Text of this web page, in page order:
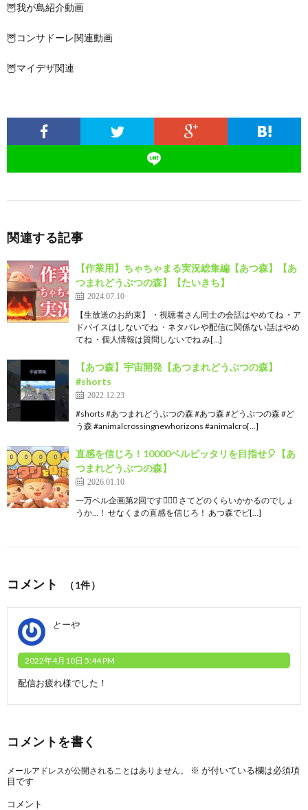
🦉我が島紹介動画
🦉コンサドーレ関連動画
🦉マイデザ関連
関連する記事
【作業用】ちゃちゃまる実況総集編【あつ森】【あ
つまれどうぶつの森】【たいきち】
2024.07.10
【生放送のお約束】 ・視聴者さん同士の会話はやめてね ・ア
ドバイスはしないでね ・ネタバレや配信に関係ない話はやめ
てね ・個人情報は質問しないでね み[…]
【あつ森】宇宙開発【あつまれどうぶつの森】
#shorts
2022.12.23
#shorts #あつまれどうぶつの森 #あつ森 #どうぶつの森 #ど
う森 #animalcrossingnewhorizons #animalcro[…]
直感を信じろ！10000ベルピッタリを目指せ🎈【あ
つまれどうぶつの森】
2026.01.10
一万ベル企画第2回です✌🏻🤍 さてどのくらいかかるのでしょ
うか…！ せなくまの直感を信じろ！ あつ森でビ[…]
コメント （1件）
とーや
2022年4月10日 5:44 PM
配信お疲れ様でした！
コメントを書く
メールアドレスが公開されることはありません。 ※ が付いている欄は必須項
目です
コメント